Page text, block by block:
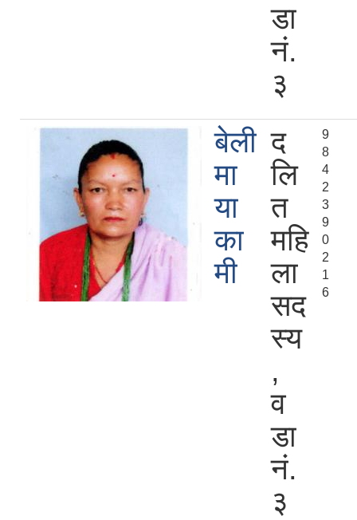
डा
नं.
३
बेली
मा
या
का
मी
द
लि
त
महि
ला
सद
स्य
,
व
डा
नं.
३
9
8
4
2
3
9
0
2
1
6